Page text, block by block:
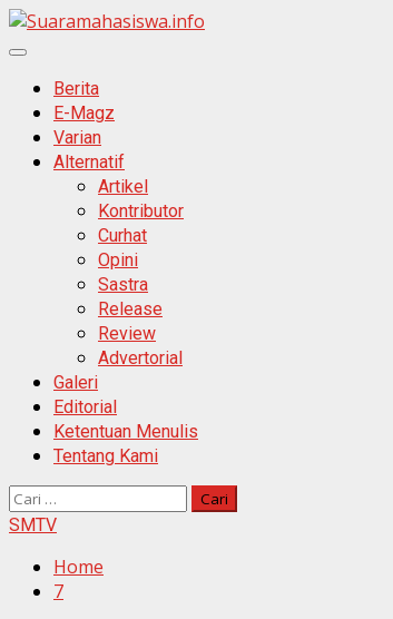
Skip
to
Primary
MenuBerita
E-Magz
Varian
Alternatif
Artikel
Kontributor
Curhat
Opini
Sastra
Release
Review
Advertorial
Galeri
Editorial
Ketentuan Menulis
Tentang Kami
Cari
untuk:
SMTV
Home
7